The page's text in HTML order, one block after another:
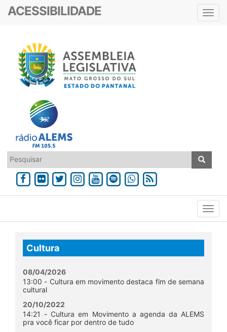
ACESSIBILIDADE
Cultura
08/04/2026
13:00 - Cultura em movimento destaca fim de semana
cultural
20/10/2022
14:21 - Cultura em Movimento a agenda da ALEMS
pra você ficar por dentro de tudo